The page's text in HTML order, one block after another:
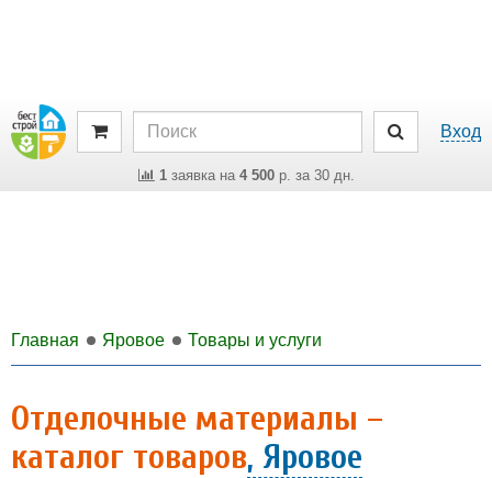
Вход
1заявка на 4 500р. за 30 дн.
Главная Яровое Товары и услуги
Отделочные материалы –
каталог товаров, Яровое